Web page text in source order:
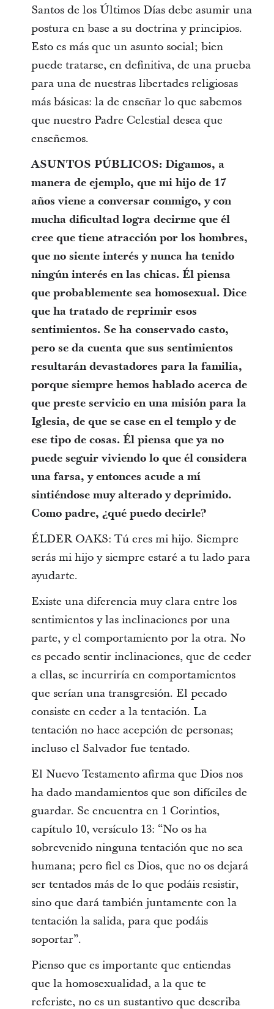
Santos de los Últimos Días debe asumir una
postura en base a su doctrina y principios.
Esto es más que un asunto social; bien
puede tratarse, en definitiva, de una prueba
para una de nuestras libertades religiosas
más básicas: la de enseñar lo que sabemos
que nuestro Padre Celestial desea que
enseñemos.
ASUNTOS PÚBLICOS: Digamos, a
manera de ejemplo, que mi hijo de 17
años viene a conversar conmigo, y con
mucha dificultad logra decirme que él
cree que tiene atracción por los hombres,
que no siente interés y nunca ha tenido
ningún interés en las chicas. Él piensa
que probablemente sea homosexual. Dice
que ha tratado de reprimir esos
sentimientos. Se ha conservado casto,
pero se da cuenta que sus sentimientos
resultarán devastadores para la familia,
porque siempre hemos hablado acerca de
que preste servicio en una misión para la
Iglesia, de que se case en el templo y de
ese tipo de cosas. Él piensa que ya no
puede seguir viviendo lo que él considera
una farsa, y entonces acude a mí
sintiéndose muy alterado y deprimido.
Como padre, ¿qué puedo decirle?
ÉLDER OAKS: Tú eres mi hijo. Siempre
serás mi hijo y siempre estaré a tu lado para
ayudarte.
Existe una diferencia muy clara entre los
sentimientos y las inclinaciones por una
parte, y el comportamiento por la otra. No
es pecado sentir inclinaciones, que de ceder
a ellas, se incurriría en comportamientos
que serían una transgresión. El pecado
consiste en ceder a la tentación. La
tentación no hace acepción de personas;
incluso el Salvador fue tentado.
El Nuevo Testamento afirma que Dios nos
ha dado mandamientos que son difíciles de
guardar. Se encuentra en 1 Corintios,
capítulo 10, versículo 13: “No os ha
sobrevenido ninguna tentación que no sea
humana; pero fiel es Dios, que no os dejará
ser tentados más de lo que podáis resistir,
sino que dará también juntamente con la
tentación la salida, para que podáis
soportar”.
Pienso que es importante que entiendas
que la homosexualidad, a la que te
referiste, no es un sustantivo que describa